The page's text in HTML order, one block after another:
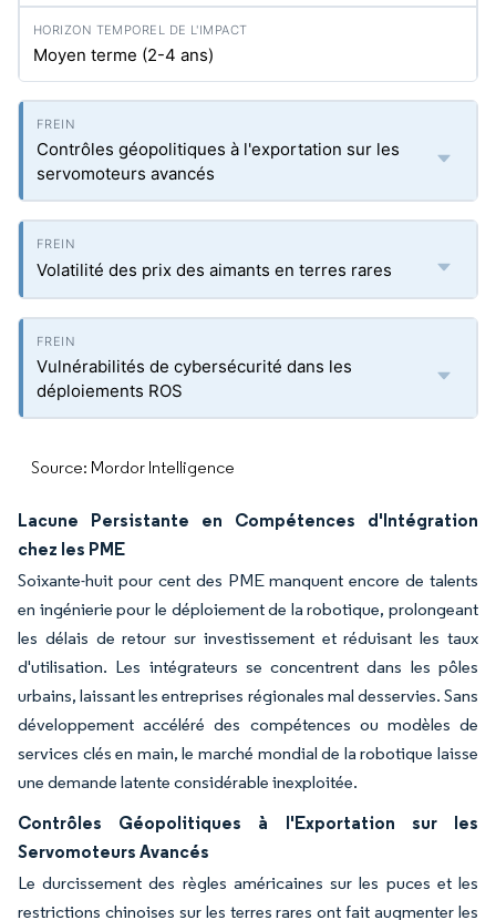
Moyen terme (2-4 ans)
Contrôles géopolitiques à l'exportation sur les
servomoteurs avancés
Volatilité des prix des aimants en terres rares
Vulnérabilités de cybersécurité dans les
déploiements ROS
Source: Mordor Intelligence
Lacune Persistante en Compétences d'Intégration
chez les PME
Soixante-huit pour cent des PME manquent encore de talents
en ingénierie pour le déploiement de la robotique, prolongeant
les délais de retour sur investissement et réduisant les taux
d'utilisation. Les intégrateurs se concentrent dans les pôles
urbains, laissant les entreprises régionales mal desservies. Sans
développement accéléré des compétences ou modèles de
services clés en main, le marché mondial de la robotique laisse
une demande latente considérable inexploitée.
Contrôles Géopolitiques à l'Exportation sur les
Servomoteurs Avancés
Le durcissement des règles américaines sur les puces et les
restrictions chinoises sur les terres rares ont fait augmenter les